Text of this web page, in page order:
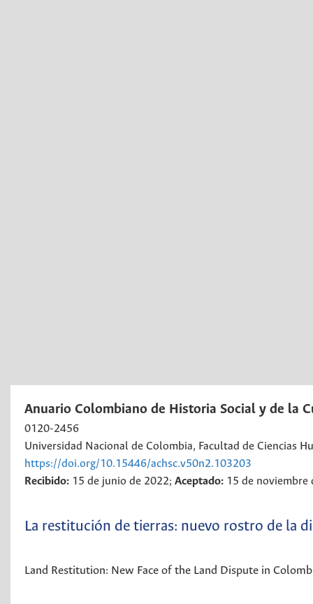
Anuario Colombiano de Historia Social y de la
0120-2456
Universidad Nacional de Colombia, Facultad de Ciencias
https://doi.org/10.15446/achsc.v50n2.103203
Recibido: 15 de junio de 2022; Aceptado: 15 de noviembre
La restitución de tierras: nuevo rostro de la
Land Restitution: New Face of the Land Dispute in